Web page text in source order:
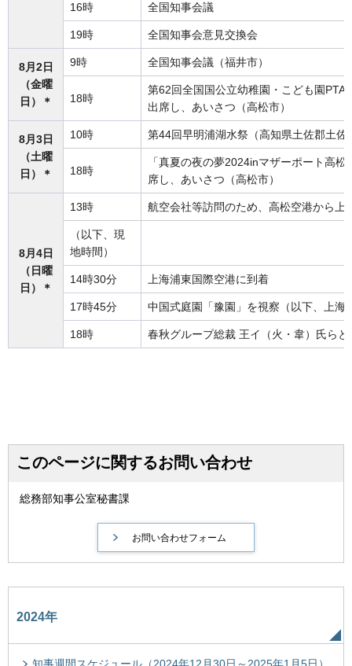
16時 全国知事会議
19時 全国知事会意見交換会
8月2日
（金曜
日）＊
9時 全国知事会議（福井市）
18時
第62回全国国公立幼稚園・こども園PTA
出席し、あいさつ（高松市）
8月3日
（土曜
日）＊
10時 第44回早明浦湖水祭（高知県土佐郡土佐
18時
「真夏の夜の夢2024inマザーポート高
席し、あいさつ（高松市）
8月4日
（日曜
日）＊
13時 航空会社等訪問のため、高松空港から上
（以下、現
地時間）
14時30分 上海浦東国際空港に到着
17時45分 中国式庭園「豫園」を視察（以下、上海
18時 春秋グループ総裁 王イ（火・韋）氏ら
このページに関するお問い合わせ
総務部知事公室秘書課
2024年